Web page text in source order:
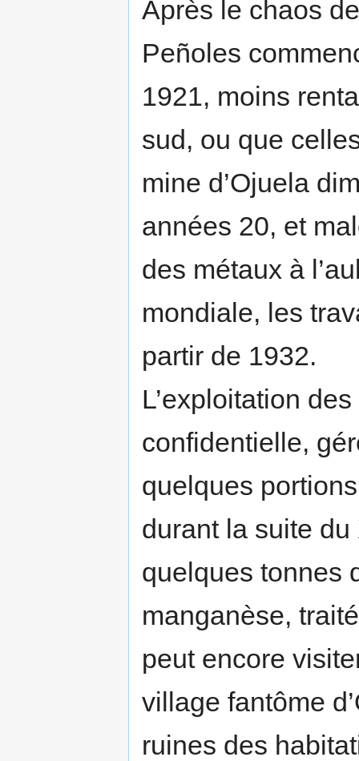
Après le chaos
Peñoles
1921, moins
sud, ou que
mine d’Ojuela
années 20, et
des métaux à
mondiale, les
partir de 1932.
L’exploitation
confidentielle,
quelques
durant la suite
quelques tonnes
manganèse,
peut encore
village fantôme
ruines des